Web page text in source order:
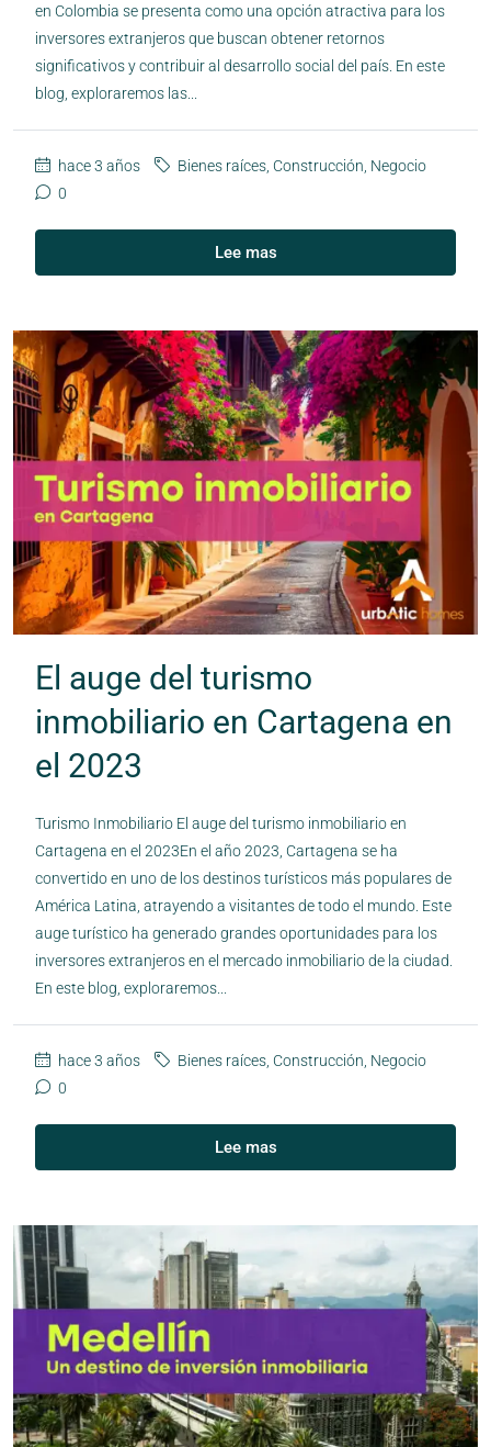
en Colombia se presenta como una opción atractiva para los
inversores extranjeros que buscan obtener retornos
significativos y contribuir al desarrollo social del país. En este
blog, exploraremos las...
hace 3 años Bienes raíces Construcción Negocio
0
Lee mas
El auge del turismo
inmobiliario en Cartagena en
el 2023
Turismo Inmobiliario El auge del turismo inmobiliario en
Cartagena en el 2023En el año 2023, Cartagena se ha
convertido en uno de los destinos turísticos más populares de
América Latina, atrayendo a visitantes de todo el mundo. Este
auge turístico ha generado grandes oportunidades para los
inversores extranjeros en el mercado inmobiliario de la ciudad.
En este blog, exploraremos...
hace 3 años Bienes raíces Construcción Negocio
0
Lee mas